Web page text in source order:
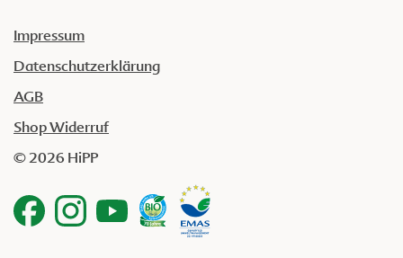
Impressum
Datenschutzerklärung
AGB
Shop Widerruf
© 2026 HiPP